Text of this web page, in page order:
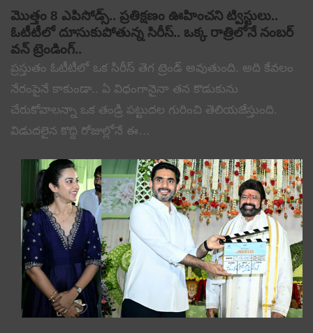
మొత్తం 8 ఎపిసోడ్స్.. ప్రతిక్షణం ఊహించని ట్విస్టులు..
ఓటీటీలో దూసుకుపోతున్న సిరీస్.. ఒక్క రాత్రిలోనే నంబర్
వన్ ట్రెండింగ్..
ప్రస్తుతం ఓటీటీలో ఒక సిరీస్ తెగ ట్రెండ్ అవుతుంది. అది కేవలం
నేరంపైనే కాకుండా.. ఏ విధంగానైనా తన కొడుకును
చేరుకోవాలన్నా ఒక తండ్రి పట్టుదల గురించి తెలియజేస్తుంది.
విడుదలైన కొద్ది రోజుల్లోనే ఈ…